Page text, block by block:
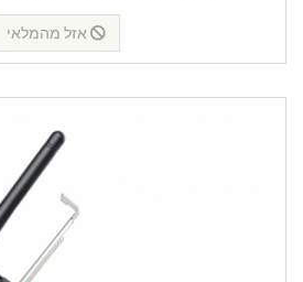
אזל מהמלאי